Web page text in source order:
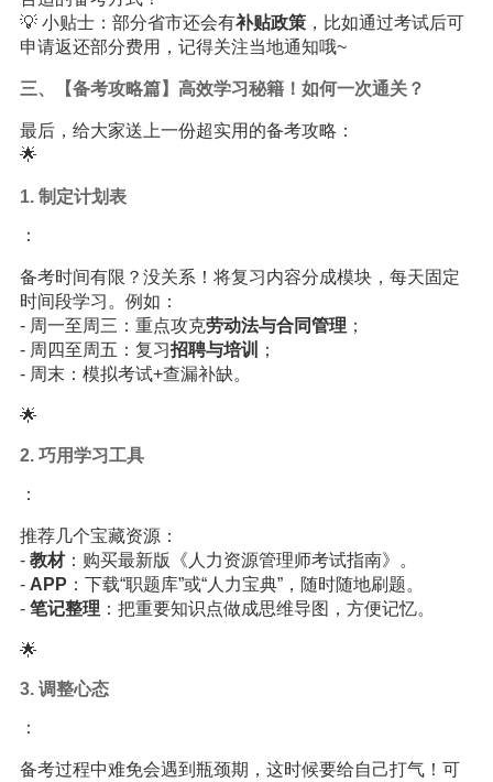
💡 小贴士：部分省市还会有补贴政策，比如通过考试后可
申请返还部分费用，记得关注当地通知哦~
三、【备考攻略篇】高效学习秘籍！如何一次通关？
最后，给大家送上一份超实用的备考攻略：
🌟
1. 制定计划表
：
备考时间有限？没关系！将复习内容分成模块，每天固定
时间段学习。例如：
- 周一至周三：重点攻克劳动法与合同管理 ；
- 周四至周五：复习招聘与培训
；
- 周末：模拟考试+查漏补缺。
🌟
2. 巧用学习工具
：
推荐几个宝藏资源：
- 教材：购买最新版《人力资源管理师考试指南》。
- APP ：下载“职题库”或“人力宝典”，随时随地刷题。
- 笔记整理 ：把重要知识点做成思维导图，方便记忆。
🌟
3. 调整心态
：
备考过程中难免会遇到瓶颈期，这时候要给自己打气！可